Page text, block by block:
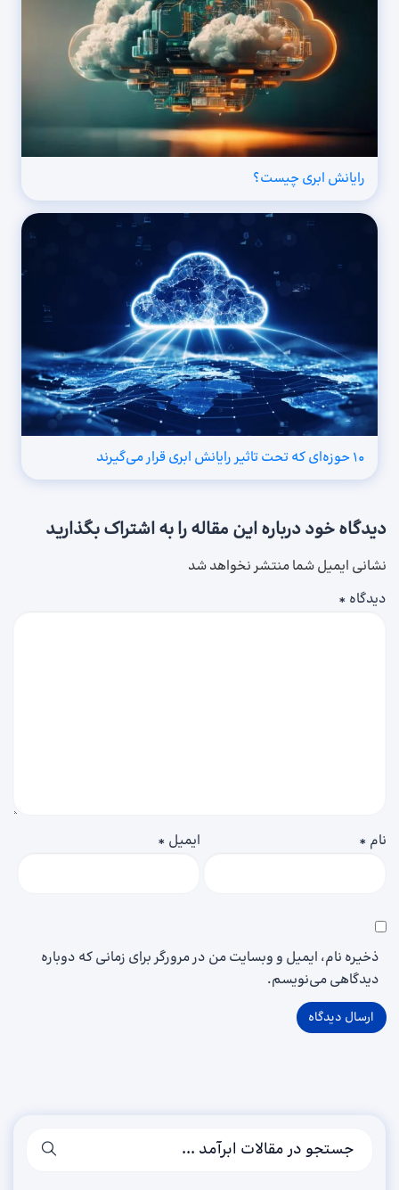
رایانش ابری چیست؟
۱۰ حوزه‌ای که تحت تاثیر رایانش ابری قرار می‌گیرند
دیدگاه خود درباره این مقاله را به اشتراک بگذارید
نشانی ایمیل شما منتشر نخواهد شد
دیدگاه *
نام * ایمیل *
ذخیره نام، ایمیل و وبسایت من در مرورگر برای زمانی که دوباره
دیدگاهی می‌نویسم.